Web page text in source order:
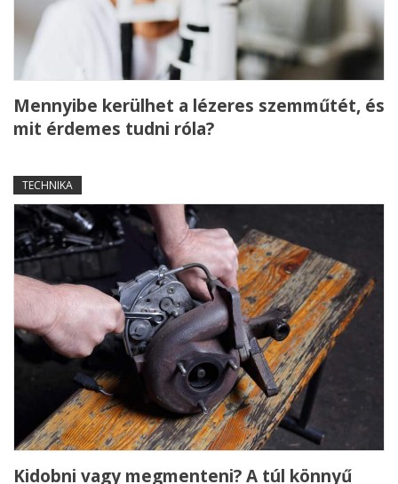
Mennyibe kerülhet a lézeres szemműtét, és
mit érdemes tudni róla?
TECHNIKA
Kidobni vagy megmenteni? A túl könnyű